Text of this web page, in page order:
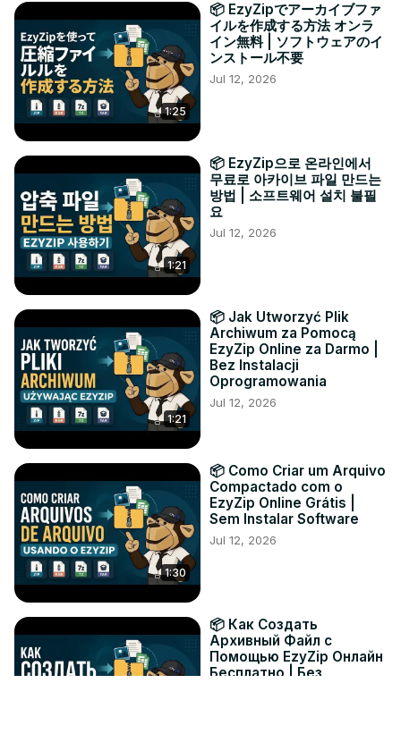
1:25
📦 EzyZipでアーカイブファ
イルを作成する方法 オンラ
イン無料 | ソフトウェアのイ
ンストール不要
Jul 12, 2026
1:21
📦 EzyZip으로 온라인에서
무료로 아카이브 파일 만드는
방법 | 소프트웨어 설치 불필
요
Jul 12, 2026
1:21
📦 Jak Utworzyć Plik
Archiwum za Pomocą
EzyZip Online za Darmo |
Bez Instalacji
Oprogramowania
Jul 12, 2026
1:30
📦 Como Criar um Arquivo
Compactado com o
EzyZip Online Grátis |
Sem Instalar Software
Jul 12, 2026
📦 Как Создать
Архивный Файл с
Помощью EzyZip Онлайн
Бесплатно | Без